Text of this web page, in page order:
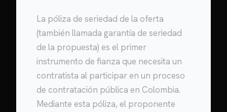
La póliza de seriedad de la oferta
(también llamada garantía de seriedad
de la propuesta) es el primer
instrumento de fianza que necesita un
contratista al participar en un proceso
de contratación pública en Colombia.
Mediante esta póliza, el proponente